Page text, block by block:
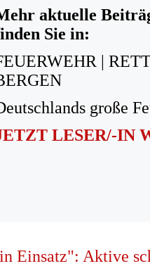
aktuelle
Sie in:
|
große
LESER/-IN
Einsatz": Aktive